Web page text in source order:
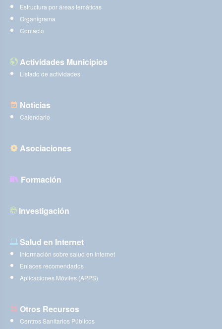
Estructura por áreas temáticas
Organigrama
Contacto
Actividades Municipios
Listado de actividades
Noticias
Calendario
Asociaciones
Formación
Investigación
Salud en Internet
Información sobre salud en internet
Enlaces recomendados
Aplicaciones Móviles (APPS)
Otros Recursos
Centros Sanitarios Públicos